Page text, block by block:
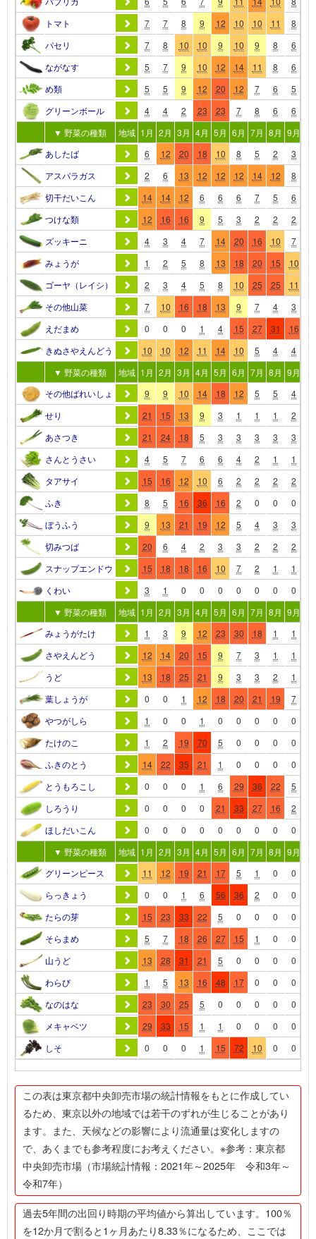
トマト
7 7 8 9 12 10 10 11 8
パセリ
7 8 10 10 9 10 9 8 6
ながなす
5 7 9 10 12 14 11 8 6
め類
5 5 9 12 20 12 7 6 5
グリーンボール
4 4 2 23 23 7 8 6 6
▼ 野菜の種類
地域 1月 2月 3月 4月 5月 6月 7月 8月 9月
あしたば
6 12 20 18 10 8 5 2 3
アスパラガス
2 6 13 12 12 12 14 12 8
切干だいこん
14 14 12 6 6 6 7 5 6
つけな類
12 16 16 9 5 3 2 2 2
ズッキーニ
4 3 4 7 14 20 16 10 7
みょうが
1 2 5 8 13 18 20 15 10
ゴーヤ（レイシ）
2 3 4 5 8 10 25 25 11
その他山菜
7 10 16 18 13 9 7 4 3
えだまめ
0 0 0 1 4 15 27 31 16
きぬさやえんどう
10 10 12 11 14 10 5 4 4
▼ 野菜の種類
地域 1月 2月 3月 4月 5月 6月 7月 8月 9月
その他ばれいしょ
9 9 10 14 18 12 5 5 4
せり
21 15 13 9 3 1 1 1 2
あさつき
21 24 18 5 3 3 3 3 3
さんとうさい
4 5 7 6 6 4 2 1 1
タアサイ
15 16 12 10 6 2 2 2 2
ふき
8 5 16 36 16 2 0 0 0
ぼうふう
9 13 21 19 12 5 4 3 3
切みつば
20 6 4 2 3 3 2 2 2
スナップエンドウ
15 18 18 16 10 7 2 1 1
くわい
3 1 0 0 0 0 0 0 0
▼ 野菜の種類
地域 1月 2月 3月 4月 5月 6月 7月 8月 9月
みょうがたけ
1 3 9 12 23 30 18 1 1
さやえんどう
12 14 20 15 9 7 3 1 1
うど
13 18 25 21 9 3 3 2 1
葉しょうが
0 0 1 12 18 20 21 19 7
やつがしら
1 0 0 1 0 0 0 0 0
たけのこ
1 2 19 70 5 0 0 0 0
ふきのとう
14 22 35 21 1 0 0 0 0
とうもろこし
0 0 0 1 6 29 36 22 5
しろうり
0 0 0 0 21 33 27 16 2
ほしだいこん
0 0 0 0 0 0 0 0 0
▼ 野菜の種類
地域 1月 2月 3月 4月 5月 6月 7月 8月 9月
グリーンピース
11 12 19 21 17 5 1 0 0
らっきょう
0 0 1 6 56 36 2 0 0
たらの芽
15 23 33 22 5 0 0 0 0
そらまめ
5 7 18 26 27 15 1 0 0
山うど
13 28 31 21 5 0 0 0 0
わらび
1 5 13 16 48 17 0 0 0
なのはな
23 30 25 5 0 0 0 0 0
メキャベツ
29 33 15 1 1 0 0 0 0
しそ
0 0 0 1 15 72 10 0 0
この表は東京都中央卸売市場の統計情報をもとに作成してい
るため、東京以外の地域では若干のずれが生じることがあり
ます。また、天候などの影響により流通量は変化しますの
で、あくまでも参考程度にお考えください。※参考：東京都
中央卸売市場（市場統計情報：2021年～2025年 令和3年～
令和7年）
過去5年間の出回り時期の平均値から算出しています。100％
を12か月で割ると1ヶ月あたり8.33％になるため、ここでは